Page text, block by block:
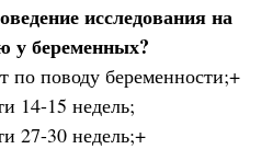
исследования на
у беременных?
по поводу беременности;+
14-15 недель;
27-30 недель;+